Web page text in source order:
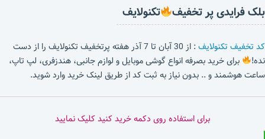
بلک فرایدی پر تخفیف تکنولایف
کد تخفیف تکنولایف
: از 30 آبان تا 7 آذر هفته پرتخفیف تکنولایف را از دست
نده!
برای خرید بصرفه انواع گوشی موبایل و لوازم جانبی، هندزفری، لپ تاپ،
ساعت هوشمند و .. بدون نیاز به ثبت کد از طریق لینک خرید وارد شوید.
برای استفاده روی دکمه خرید کنید کلیک نمایید